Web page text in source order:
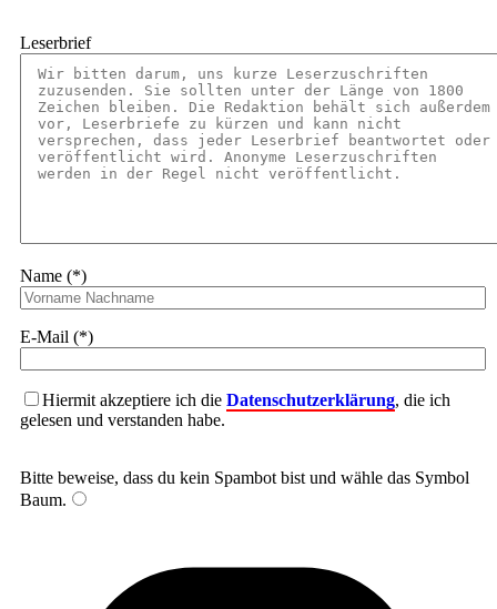
Leserbrief
Name (*)
E-Mail (*)
Hiermit akzeptiere ich die Datenschutzerklärung, die ich
gelesen und verstanden habe.
Bitte beweise, dass du kein Spambot bist und wähle das Symbol
Baum.